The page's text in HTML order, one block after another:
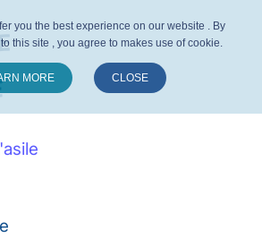
you the best experience on our website . By
this site , you agree to makes use of cookie.
MORE CLOSE